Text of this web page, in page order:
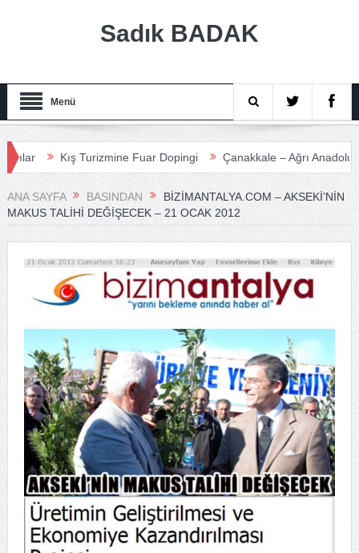
Sadık BADAK
Menü
Kış Turizmine Fuar Dopingi Çanakkale – Ağrı Anadolu Turizm
ANA SAYFA BASINDAN
BIZIMANTALYA.COM – AKSEKI’NIN
MAKUS TALIHI DEĞIŞECEK – 21 OCAK 2012